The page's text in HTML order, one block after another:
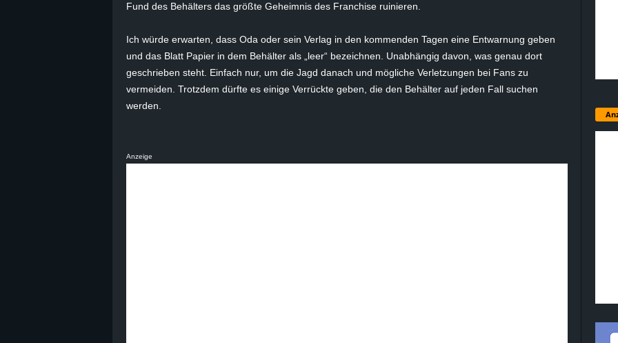
Fund des Behälters das größte Geheimnis des Franchise ruinieren.
Ich würde erwarten, dass Oda oder sein Verlag in den kommenden Tagen eine Entwarnung geben
und das Blatt Papier in dem Behälter als „leer“ bezeichnen. Unabhängig davon, was genau dort
geschrieben steht. Einfach nur, um die Jagd danach und mögliche Verletzungen bei Fans zu
vermeiden. Trotzdem dürfte es einige Verrückte geben, die den Behälter auf jeden Fall suchen
werden.
Anzeige